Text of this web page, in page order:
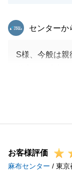
東急リバブ
センターか
S様、今般は
少しでもお役
今後も不動産
また、お客様
がお届けでき
お客様評価
麻布センター / 東京